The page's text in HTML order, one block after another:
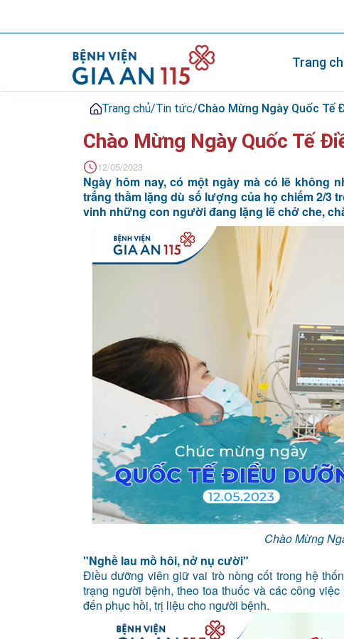
Trang
Trang chủ/Tin tức/Chào Mừng Ngày Quốc Tế
Chào Mừng Ngày Quốc Tế
12/05/2023
Ngày hôm nay, có một ngày mà có lẽ không
trắng thầm lặng dù số lượng của họ chiếm 2/3
vinh những con người đang lặng lẽ chở che,
Chào Mừng
"Nghề lau mồ hôi, nở nụ cười"
Điều dưỡng viên giữ vai trò nòng cốt trong hệ
trạng người bệnh, theo toa thuốc và các công
đến phục hồi, trị liệu cho người bệnh.